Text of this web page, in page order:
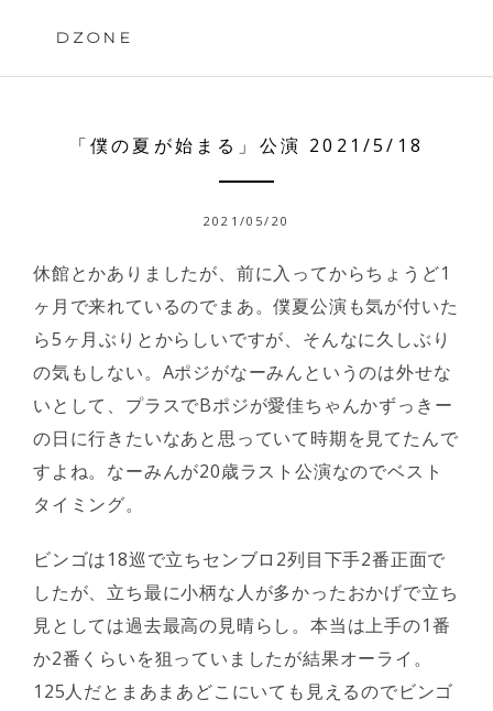
DZONE
「僕の夏が始まる」公演 2021/5/18
2021/05/20
休館とかありましたが、前に入ってからちょうど1
ヶ月で来れているのでまあ。僕夏公演も気が付いた
ら5ヶ月ぶりとからしいですが、そんなに久しぶり
の気もしない。Aポジがなーみんというのは外せな
いとして、プラスでBポジが愛佳ちゃんかずっきー
の日に行きたいなあと思っていて時期を見てたんで
すよね。なーみんが20歳ラスト公演なのでベスト
タイミング。
ビンゴは18巡で立ちセンブロ2列目下手2番正面で
したが、立ち最に小柄な人が多かったおかげで立ち
見としては過去最高の見晴らし。本当は上手の1番
か2番くらいを狙っていましたが結果オーライ。
125人だとまあまあどこにいても見えるのでビンゴ